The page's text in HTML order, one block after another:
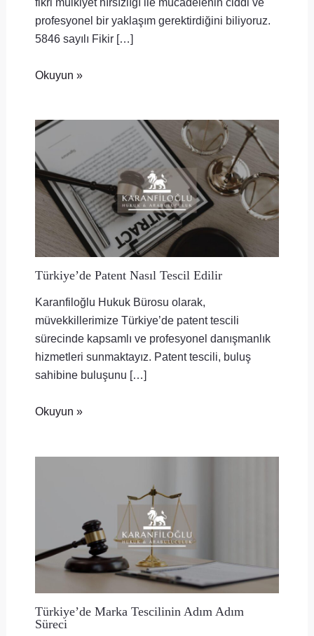
profesyonel bir yaklaşım gerektirdiğini biliyoruz.
5846 sayılı Fikir […]
Okuyun »
Türkiye’de Patent Nasıl Tescil Edilir
Karanfiloğlu Hukuk Bürosu olarak,
müvekkillerimize Türkiye’de patent tescili
sürecinde kapsamlı ve profesyonel danışmanlık
hizmetleri sunmaktayız. Patent tescili, buluş
sahibine buluşunu […]
Okuyun »
Türkiye’de Marka Tescilinin Adım Adım
Süreci